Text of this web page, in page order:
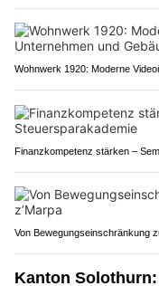
Wohnwerk 1920: Moderne
Finanzkompetenz stärken –
Von Bewegungseinschränkung
Kanton